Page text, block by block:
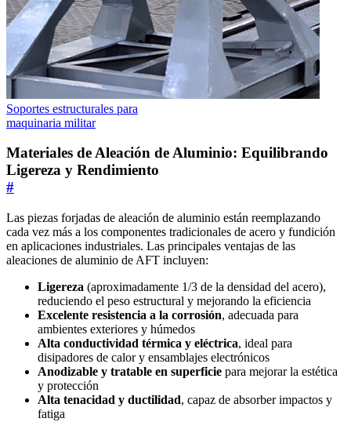
Soportes estructurales para
maquinaria militar
Materiales de Aleación de Aluminio: Equilibrando
Ligereza y Rendimiento
#
Las piezas forjadas de aleación de aluminio están reemplazando
cada vez más a los componentes tradicionales de acero y fundición
en aplicaciones industriales. Las principales ventajas de las
aleaciones de aluminio de AFT incluyen:
Ligereza (aproximadamente 1/3 de la densidad del acero),
reduciendo el peso estructural y mejorando la eficiencia
Excelente resistencia a la corrosión, adecuada para
ambientes exteriores y húmedos
Alta conductividad térmica y eléctrica, ideal para
disipadores de calor y ensamblajes electrónicos
Anodizable y tratable en superficie para mejorar la estética
y protección
Alta tenacidad y ductilidad, capaz de absorber impactos y
fatiga